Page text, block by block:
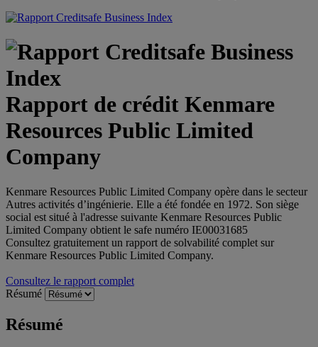
Rapport de crédit Kenmare
Resources Public Limited
Company
Kenmare Resources Public Limited Company opère dans le secteur
Autres activités d’ingénierie. Elle a été fondée en 1972. Son siège
social est situé à l'adresse suivante Kenmare Resources Public
Limited Company obtient le safe numéro IE00031685
Consultez gratuitement un rapport de solvabilité complet sur
Kenmare Resources Public Limited Company.
Consultez le rapport complet
Résumé
Résumé